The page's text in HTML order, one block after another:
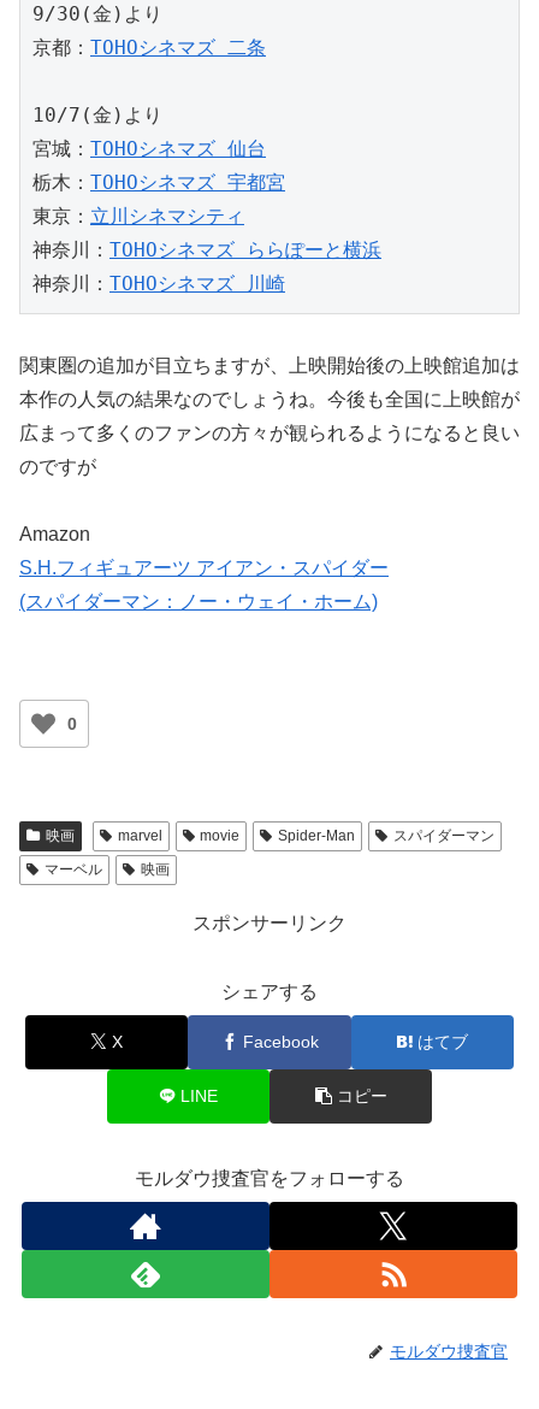
9/30(金)より
京都： TOHOシネマズ 二条
10/7(金)より
宮城： TOHOシネマズ 仙台
栃木： TOHOシネマズ 宇都宮
東京： 立川シネマシティ
神奈川： TOHOシネマズ ららぽーと横浜
神奈川： TOHOシネマズ 川崎
関東圏の追加が目立ちますが、上映開始後の上映館追加は
本作の人気の結果なのでしょうね。今後も全国に上映館が
広まって多くのファンの方々が観られるようになると良い
のですが
Amazon
S.H.フィギュアーツ アイアン・スパイダー
(スパイダーマン：ノー・ウェイ・ホーム)
0
映画 marvel movie Spider-Man
スパイダーマン
マーベル
映画
スポンサーリンク
シェアする
X Facebook はてブ
LINE コピー
モルダウ捜査官をフォローする
モルダウ捜査官